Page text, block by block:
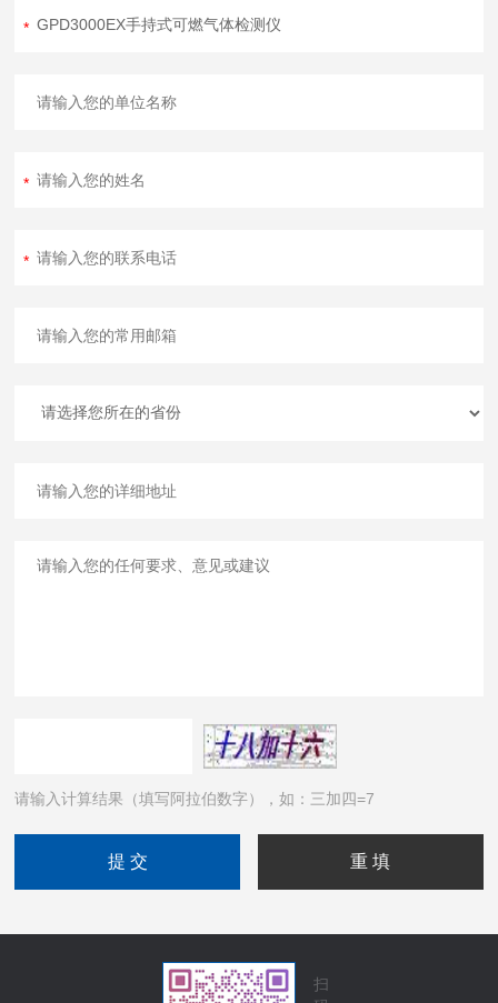
请输入计算结果（填写阿拉伯数字），如：三加四=7
扫